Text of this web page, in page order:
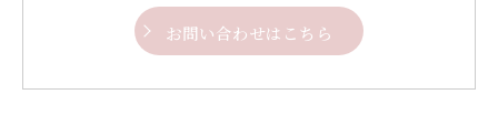
お問い合わせはこちら